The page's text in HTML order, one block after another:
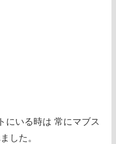
にいる時は 常にマブス
した。